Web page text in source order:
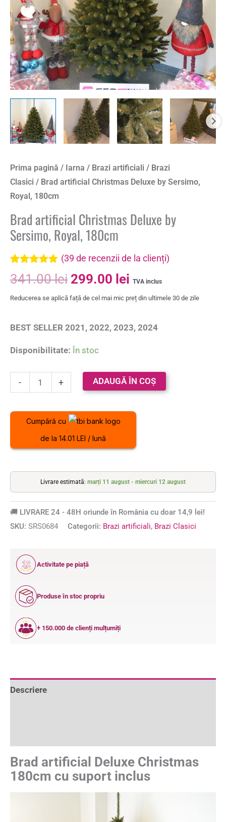
Prima pagină / Iarna / Brazi artificiali / Brazi
Clasici / Brad artificial Christmas Deluxe by Sersimo,
Royal, 180cm
Brad artificial Christmas Deluxe by
Sersimo, Royal, 180cm
Evaluat la
4.72din 5
39
evaluări de
(39 de recenzii de la clienți)
341.00lei 299.00 lei TVA inclus
Reducerea se aplică față de cel mai mic preț din ultimele 30 de zile
BEST SELLER 2021, 2022, 2023, 2024
Disponibilitate: În stoc
-
180cm
+ ADAUGĂ ÎN COȘ
Cumpără cu
de la 14.01 LEI / lună
Livrare estimată: marți 11 august - miercuri 12 august
🚚 LIVRARE 24 - 48H oriunde în România cu doar 14,9 lei!
SKU: SRS0684 Categorii: Brazi artificiali, Brazi Clasici
12
ANI
Activitate pe piață
Produse în stoc propriu
+ 150.000 de clienți mulțumiți
Descriere
Brad artificial Deluxe Christmas
180cm cu suport inclus